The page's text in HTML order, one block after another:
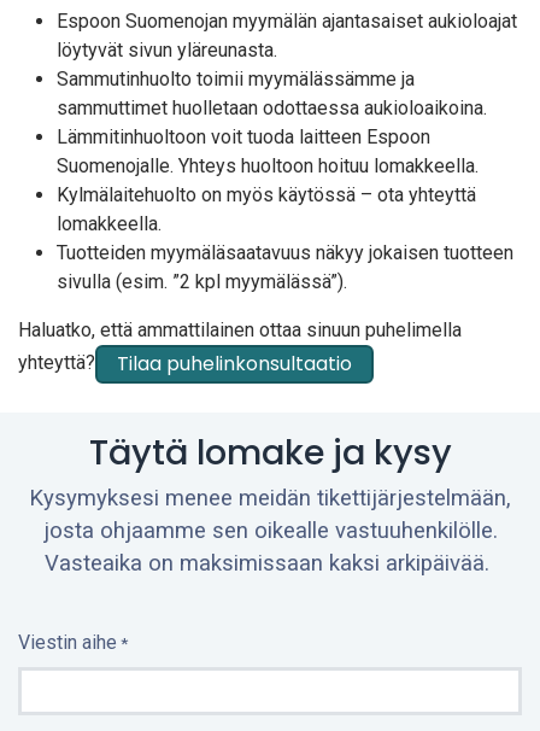
Espoon Suomenojan myymälän ajantasaiset aukioloajat
löytyvät sivun yläreunasta.
Sammutinhuolto toimii myymälässämme ja
sammuttimet huolletaan odottaessa aukioloaikoina.
Lämmitinhuoltoon voit tuoda laitteen Espoon
Suomenojalle. Yhteys huoltoon hoituu lomakkeella.
Kylmälaitehuolto on myös käytössä – ota yhteyttä
lomakkeella.
Tuotteiden myymäläsaatavuus näkyy jokaisen tuotteen
sivulla (esim. ”2 kpl myymälässä”).
Haluatko, että ammattilainen ottaa sinuun puhelimella
yhteyttä?
Tilaa puhelinkonsultaatio
Täytä lomake ja kysy
Kysymyksesi menee meidän tikettijärjestelmään,
josta ohjaamme sen oikealle vastuuhenkilölle.
Vasteaika on maksimissaan kaksi arkipäivää.
Viestin aihe *